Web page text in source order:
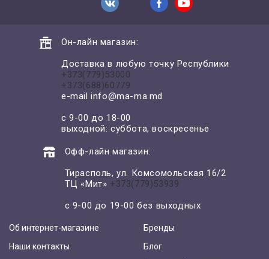
Он-лайн магазин:
Доставка в любую точку Республики
+373(779)53000
+373(688)60779
e-mailinfo@ma-ma.md
с 9-00 до 18-00
выходной: суббота, воскресенье
Офф-лайн магазин:
Тирасполь, ул. Комсомольская 16/2
ТЦ «Мит» +373(779)53939
с 9-00 до 19-00 без выходных
Об интернет-магазине
Наши контакты
Бренды
Блог